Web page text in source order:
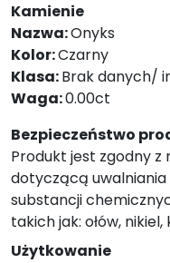
Kamienie
Nazwa:Onyks
Kolor:Czarny
Klasa:Brak danych/
Waga:0.00ct
Bezpieczeństwo
Produkt jest zgodny z
dotyczącą uwalniania
substancji
takich jak: ołów, nikiel,
Użytkowanie